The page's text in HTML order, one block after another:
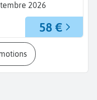
2026
58 €